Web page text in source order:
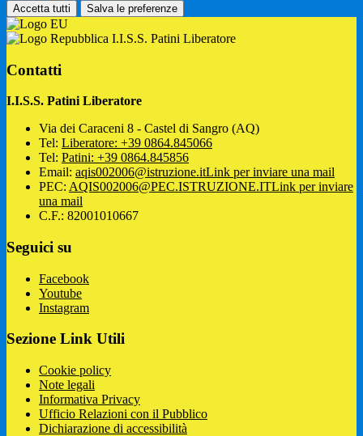
Accetta tutti Salva le preferenze
I.I.S.S. Patini Liberatore
Contatti
I.I.S.S. Patini Liberatore
Via dei Caraceni 8 - Castel di Sangro (AQ)
Tel: Liberatore: +39 0864.845066
Tel: Patini: +39 0864.845856
Email: aqis002006@istruzione.itLink per inviare una mail
PEC: AQIS002006@PEC.ISTRUZIONE.ITLink per inviare
una mail
C.F.: 82001010667
Seguici su
Facebook
Youtube
Instagram
Sezione Link Utili
Cookie policy
Note legali
Informativa Privacy
Ufficio Relazioni con il Pubblico
Dichiarazione di accessibilità